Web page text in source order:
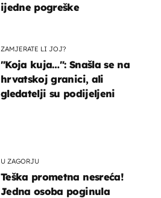
U ZAGORJU
Teška prometna nesreća!
Jedna osoba poginula
ijedne pogreške
ZAMJERATE LI JOJ?
"Koja kuja…": Snašla se na
hrvatskoj granici, ali
gledatelji su podijeljeni